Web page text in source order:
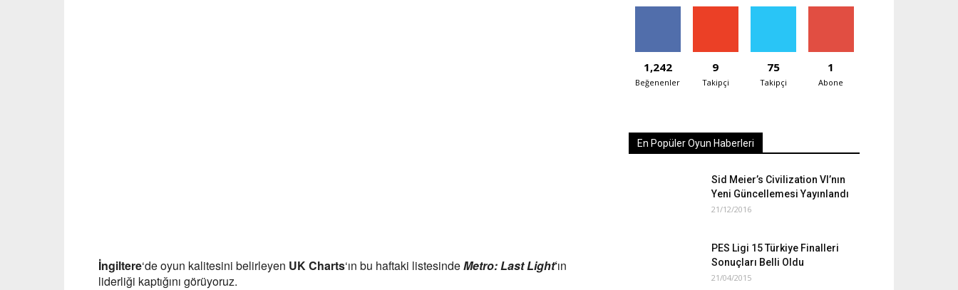
İngiltere‘de oyun kalitesini belirleyen UK Charts‘ın bu haftaki listesindeMetro: Last Light‘ın
liderliği kaptığını görüyoruz.
1,242
Beğenenler
9
Takipçi
75
Takipçi
1
Abone
En Popüler Oyun Haberleri
Sid Meier’s Civilization VI’nın
Yeni Güncellemesi Yayınlandı
21/12/2016
PES Ligi 15 Türkiye Finalleri
Sonuçları Belli Oldu
21/04/2015